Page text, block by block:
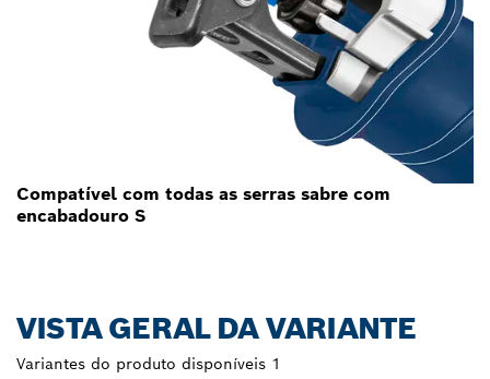
Compatível com todas as serras sabre com
encabadouro S
VISTA GERAL DA VARIANTE
Variantes do produto disponíveis 1